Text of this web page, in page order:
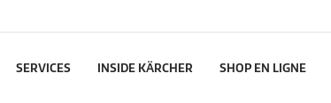
SERVICES INSIDE KÄRCHER SHOP EN LIGNE